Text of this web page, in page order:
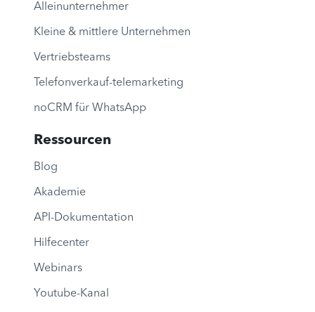
Alleinunternehmer
Kleine & mittlere Unternehmen
Vertriebsteams
Telefonverkauf-telemarketing
noCRM für WhatsApp
Ressourcen
Blog
Akademie
API-Dokumentation
Hilfecenter
Webinars
Youtube-Kanal